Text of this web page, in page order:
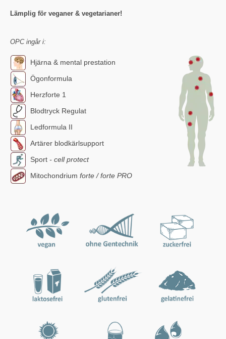
Lämplig för veganer & vegetarianer!
OPC ingår i:
Hjärna & mental prestation
Ögonformula
Herzforte 1
Blodtryck Regulat
Ledformula II
Artärer blodkärlsupport
Sport - cell protect
Mitochondrium forte / forte PRO